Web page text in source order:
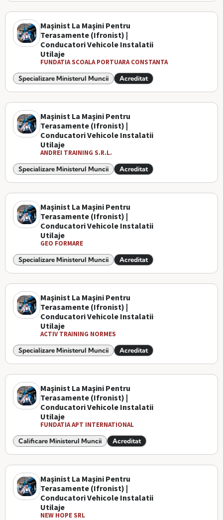
Maşinist La Maşini Pentru
Terasamente (Ifronist) |
Conducatori Vehicole Instalatii
Utilaje
FUNDATIA SCOALA PORTUARA CONSTANTA
Specializare Ministerul Muncii Acreditat
Maşinist La Maşini Pentru
Terasamente (Ifronist) |
Conducatori Vehicole Instalatii
Utilaje
ANDREI TRAINING S.R.L.
Specializare Ministerul Muncii Acreditat
Maşinist La Maşini Pentru
Terasamente (Ifronist) |
Conducatori Vehicole Instalatii
Utilaje
GEO FORMARE
Specializare Ministerul Muncii Acreditat
Maşinist La Maşini Pentru
Terasamente (Ifronist) |
Conducatori Vehicole Instalatii
Utilaje
ACTIV TRAINING NORMES
Specializare Ministerul Muncii Acreditat
Maşinist La Maşini Pentru
Terasamente (Ifronist) |
Conducatori Vehicole Instalatii
Utilaje
FUNDATIA APT INTERNATIONAL
Calificare Ministerul Muncii Acreditat
Maşinist La Maşini Pentru
Terasamente (Ifronist) |
Conducatori Vehicole Instalatii
Utilaje
NEW HOPE SRL